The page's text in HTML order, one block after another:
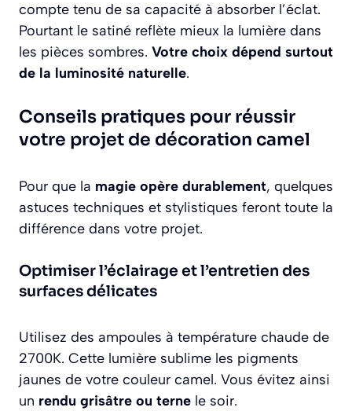
compte tenu de sa capacité à absorber l’éclat.
Pourtant le satiné reflète mieux la lumière dans
les pièces sombres. Votre choix dépend surtout
de la luminosité naturelle.
Conseils pratiques pour réussir
votre projet de décoration camel
Pour que la magie opère durablement, quelques
astuces techniques et stylistiques feront toute la
différence dans votre projet.
Optimiser l’éclairage et l’entretien des
surfaces délicates
Utilisez des ampoules à température chaude de
2700K. Cette lumière sublime les pigments
jaunes de votre couleur camel. Vous évitez ainsi
un rendu grisâtre ou terne le soir.